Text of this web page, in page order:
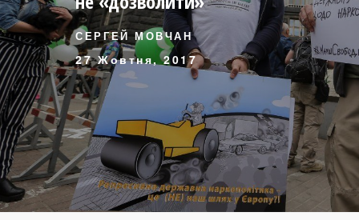
СЕРГЕЙ МОВЧАН
27 Жовтня, 2017